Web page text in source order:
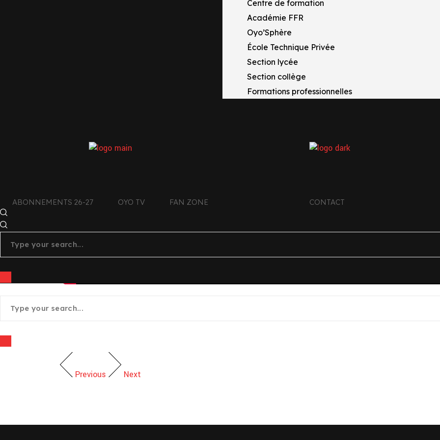
Centre de formation
Académie FFR
Oyo’Sphère
École Technique Privée
Section lycée
Section collège
Formations professionnelles
ABONNEMENTS 26-27 OYO TV FAN ZONE CONTACT
Previous Next